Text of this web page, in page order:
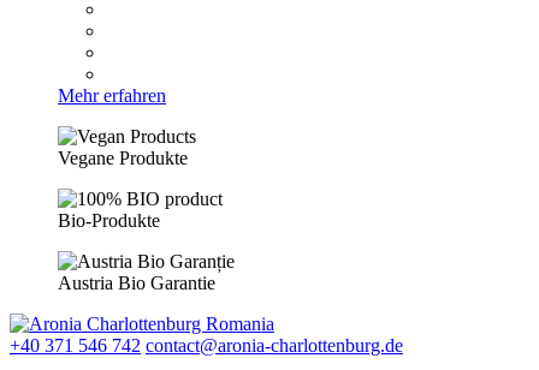
Mehr erfahren
Vegane Produkte
Bio-Produkte
Austria Bio Garantie
+40 371 546 742 contact@aronia-charlottenburg.de